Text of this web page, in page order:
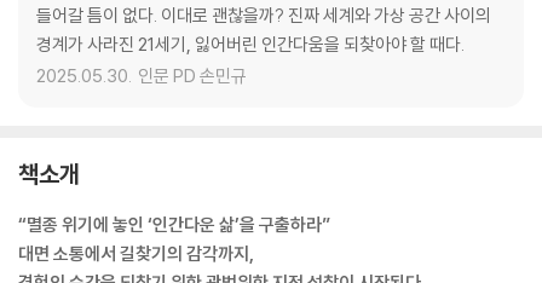
들어갈 틈이 없다. 이대로 괜찮을까? 진짜 세계와 가상 공간 사이의
경계가 사라진 21세기, 잃어버린 인간다움을 되찾아야 할 때다.
2025.05.30. 인문 PD 손민규
책소개
“멸종 위기에 놓인 ‘인간다운 삶’을 구출하라”
대면 소통에서 길찾기의 감각까지,